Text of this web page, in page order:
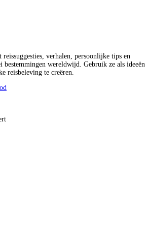
verhalen, persoonlijke tips en
bestemmingen wereldwijd. Gebruik ze als ideeën
reisbeleving te creëren.